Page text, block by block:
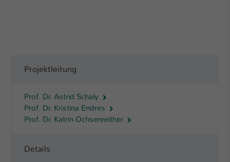
Projektleitung
Prof. Dr. Astrid Schaly
Prof. Dr. Kristina Endres
Prof. Dr. Katrin Ochsenreither
Details
Name be_typo_user
Anbieter TYPO3
Laufzeit 1 Tag
Zweck